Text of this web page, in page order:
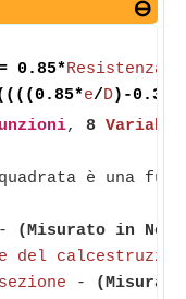
0.85*Resistenza
e/D)-
, 8
è una
(Misurato in
del
-